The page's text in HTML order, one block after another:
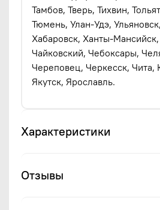
Тамбов, Тверь, Тихвин,
Тюмень, Улан-Удэ,
Хабаровск, Ханты-
Чайковский, Чебоксары,
Череповец, Черкесск,
Якутск, Ярославль.
Характеристики
Отзывы